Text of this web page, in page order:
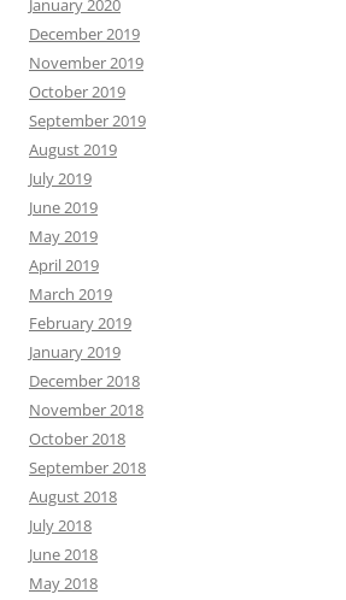
January 2020
December 2019
November 2019
October 2019
September 2019
August 2019
July 2019
June 2019
May 2019
April 2019
March 2019
February 2019
January 2019
December 2018
November 2018
October 2018
September 2018
August 2018
July 2018
June 2018
May 2018